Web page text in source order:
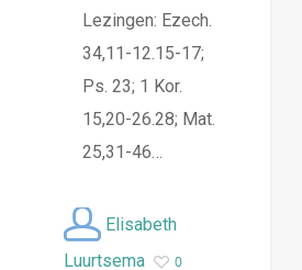
Lezingen: Ezech.
34,11-12.15-17;
Ps. 23; 1 Kor.
15,20-26.28; Mat.
25,31-46…
Elisabeth
Luurtsema
0